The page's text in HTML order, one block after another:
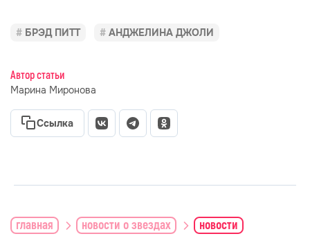
БРЭД ПИТТ АНДЖЕЛИНА ДЖОЛИ
Автор статьи
Марина Миронова
Ссылка
главная новости о звездах новости